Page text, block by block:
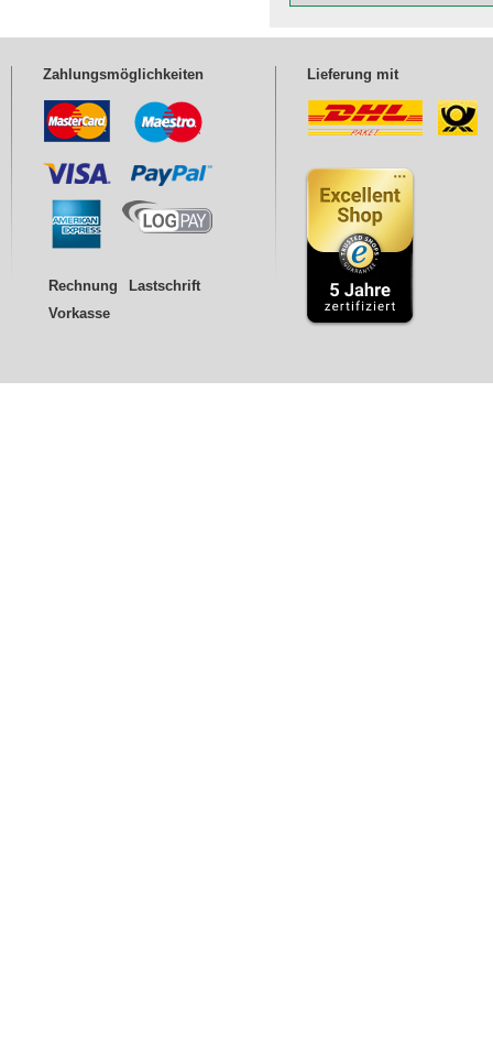
processes efficiently
Zahlungsmöglichkeiten
Rechnung
Lastschrift
Vorkasse
Lieferung mit